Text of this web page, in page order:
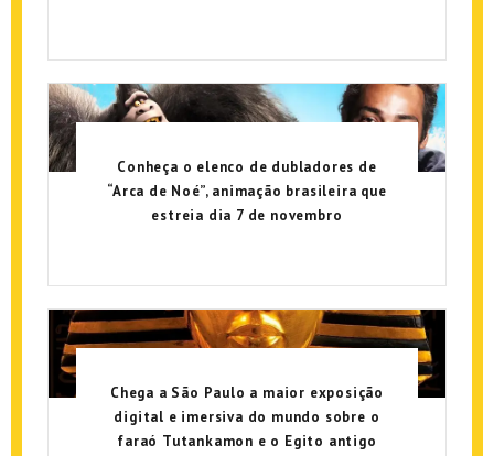
Conheça o elenco de dubladores de
“Arca de Noé”, animação brasileira que
estreia dia 7 de novembro
Chega a São Paulo a maior exposição
digital e imersiva do mundo sobre o
faraó Tutankamon e o Egito antigo